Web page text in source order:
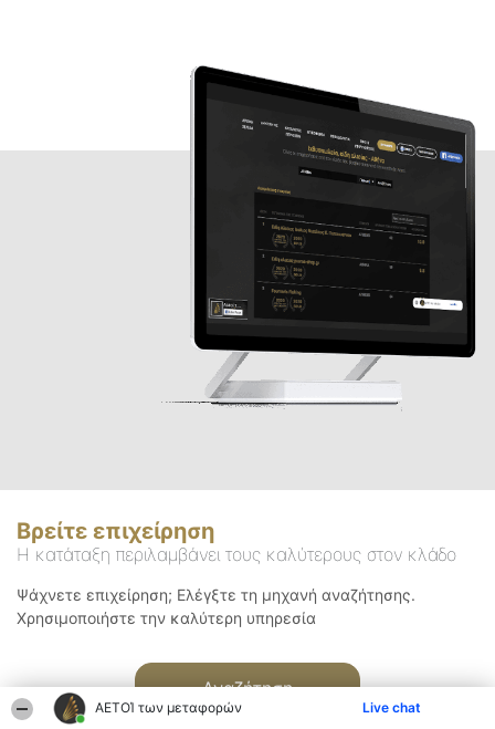
ΑΕΤΟΊ των μεταφορών Live chat
Βρείτε επιχείρηση
Η κατάταξη περιλαμβάνει τους καλύτερους στον κλάδο
Ψάχνετε επιχείρηση; Ελέγξτε τη μηχανή αναζήτησης.
Χρησιμοποιήστε την καλύτερη υπηρεσία
Αναζήτηση